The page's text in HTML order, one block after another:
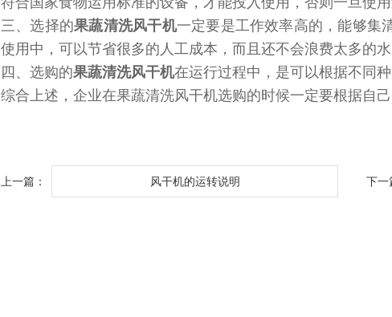
三、选择的果蔬清洗风干机一定要是工作效率高的，能够集
使用中，可以节省很多的人工成本，而且还不会浪费太多的水
四、选购的果蔬清洗风干机在运行过程中，是可以根据不同
综合上述，企业在果蔬清洗风干机选购的时候一定要根据自
上一篇： 风干机的运转说明 下一